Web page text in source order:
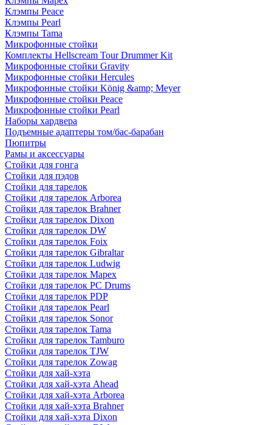
Клэмпы Peace
Клэмпы Pearl
Клэмпы Tama
Микрофонные стойки
Комплекты Hellscream Tour Drummer Kit
Микрофонные стойки Gravity
Микрофонные стойки Hercules
Микрофонные стойки König &amp; Meyer
Микрофонные стойки Peace
Микрофонные стойки Pearl
Наборы хардвера
Подъемные адаптеры том/бас-барабан
Пюпитры
Рамы и аксессуары
Стойки для гонга
Стойки для пэдов
Стойки для тарелок
Стойки для тарелок Arborea
Стойки для тарелок Brahner
Стойки для тарелок Dixon
Стойки для тарелок DW
Стойки для тарелок Foix
Стойки для тарелок Gibraltar
Стойки для тарелок Ludwig
Стойки для тарелок Mapex
Стойки для тарелок PC Drums
Стойки для тарелок PDP
Стойки для тарелок Pearl
Стойки для тарелок Sonor
Стойки для тарелок Tama
Стойки для тарелок Tamburo
Стойки для тарелок TJW
Стойки для тарелок Zowag
Стойки для хай-хэта
Стойки для хай-хэта Ahead
Стойки для хай-хэта Arborea
Стойки для хай-хэта Brahner
Стойки для хай-хэта Dixon